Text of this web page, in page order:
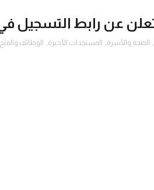
, الصحة والأسرة, المستجدات الأخيرة, الوظائف والمنح